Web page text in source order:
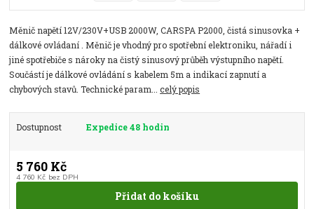
Měnič napětí 12V/230V+USB 2000W, CARSPA P2000, čistá sinusovka +
dálkové ovládaní . Měnič je vhodný pro spotřební elektroniku, nářadí i
jiné spotřebiče s nároky na čistý sinusový průběh výstupního napětí.
Součástí je dálkové ovládání s kabelem 5m a indikací zapnutí a
chybových stavů. Technické param...celý popis
Dostupnost Expedice 48 hodin
5 760 Kč
4 760 Kč bez DPH
Přidat do košíku